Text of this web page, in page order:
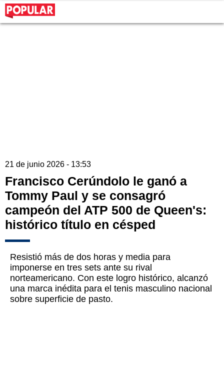
21 de junio 2026 - 13:53
Francisco Cerúndolo le ganó a
Tommy Paul y se consagró
campeón del ATP 500 de Queen's:
histórico título en césped
Resistió más de dos horas y media para
imponerse en tres sets ante su rival
norteamericano. Con este logro histórico, alcanzó
una marca inédita para el tenis masculino nacional
sobre superficie de pasto.